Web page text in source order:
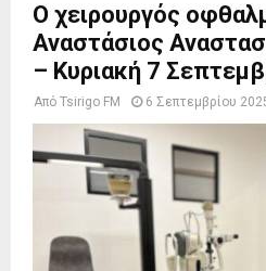
Ο χειρουργός
Αναστάσιος
– Κυριακή 7
Από Tsirigo FM 6 Σεπτεμβρίου